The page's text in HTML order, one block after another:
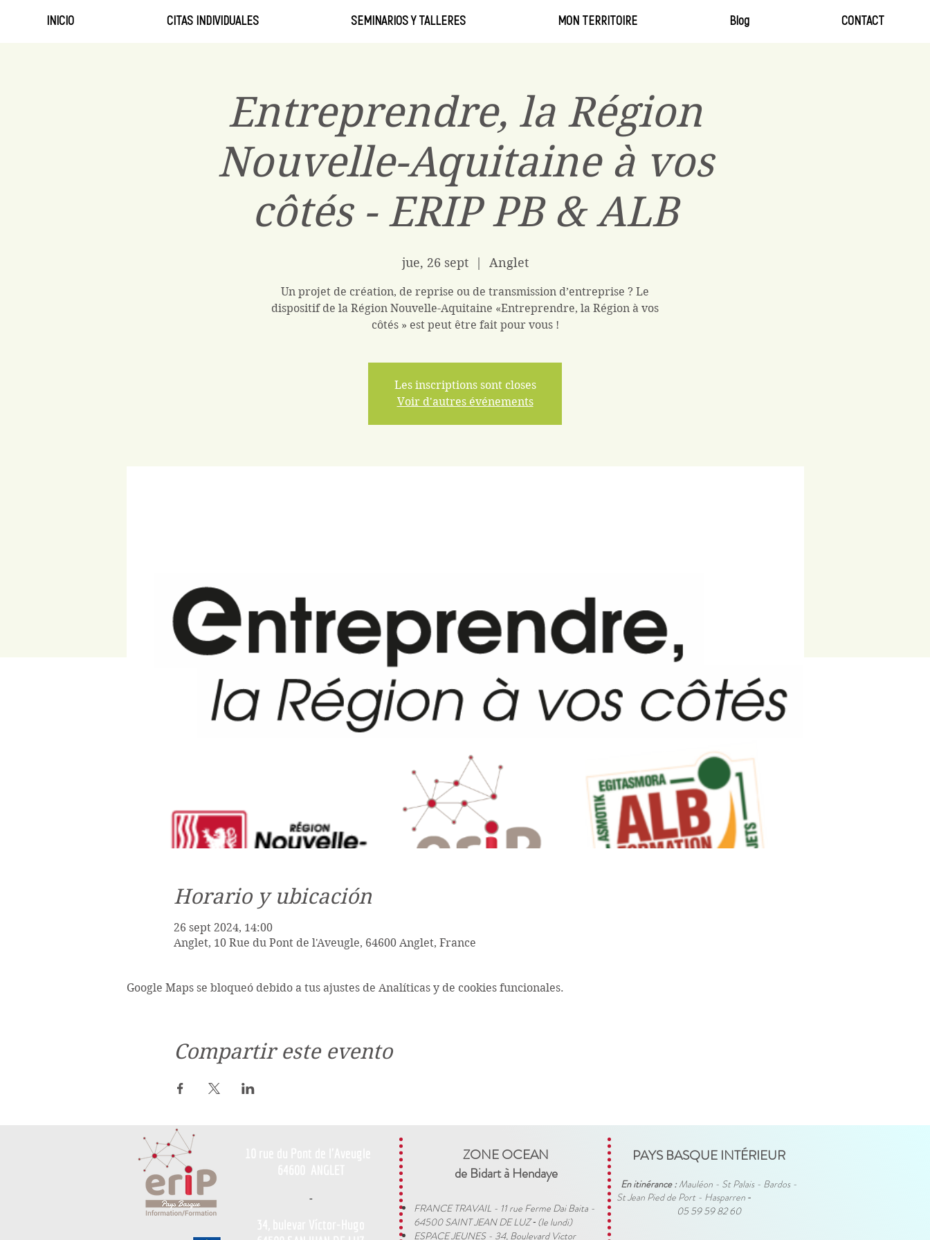
INICIO CITAS INDIVIDUALES SEMINARIOS Y TALLERES MON TERRITOIRE Blog CONTACT
Entreprendre, la Région
Nouvelle-Aquitaine à vos
côtés - ERIP PB & ALB
jue, 26 sept
  |
Anglet
Un projet de création, de reprise ou de transmission d’entreprise ? Le
dispositif de la Région Nouvelle-Aquitaine «Entreprendre, la Région à vos
côtés » est peut être fait pour vous !
Les inscriptions sont closes
Voir d'autres événements
Horario y ubicación
26 sept 2024, 14:00
Anglet, 10 Rue du Pont de l'Aveugle, 64600 Anglet, France
Google Maps se bloqueó debido a tus ajustes de Analíticas y de cookies funcionales.
Compartir este evento
-
ZONE OCEAN
de Bidart à Hendaye​
FRANCE TRAVAIL - 11 rue Ferme Dai Baita -
64500 SAINT JEAN DE LUZ​ - (le lundi)
ESPACE JEUNES - 34, Boulevard Victor
PAYS BASQUE INTÉRIEUR
En itinérance :Mauléon - St Palais - Bardos -
St Jean Pied de Port - Hasparren -
05 59 59 82 60